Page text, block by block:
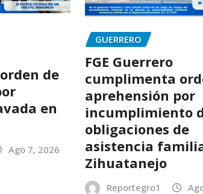
de
en
Ago 7, 2026
GUERRERO
FGE Guerrero
cumplimenta
aprehensión por
incumplimiento
obligaciones de
asistencia
Zihuatanejo
Reportegro1